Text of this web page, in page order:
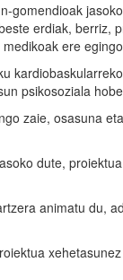
gomendioak
erdiak, berriz,
ere
psikosoziala
zaie, osasuna
dute,
animatu du,